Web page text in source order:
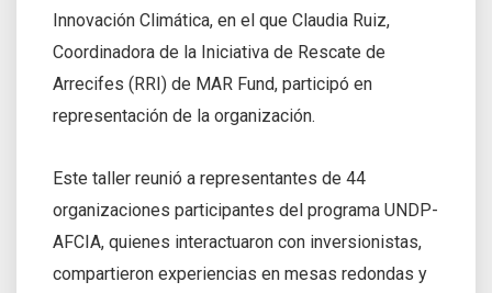
Innovación Climática, en el que Claudia Ruiz,
Coordinadora de la Iniciativa de Rescate de
Arrecifes (RRI) de MAR Fund, participó en
representación de la organización.
Este taller reunió a representantes de 44
organizaciones participantes del programa UNDP-
AFCIA, quienes interactuaron con inversionistas,
compartieron experiencias en mesas redondas y